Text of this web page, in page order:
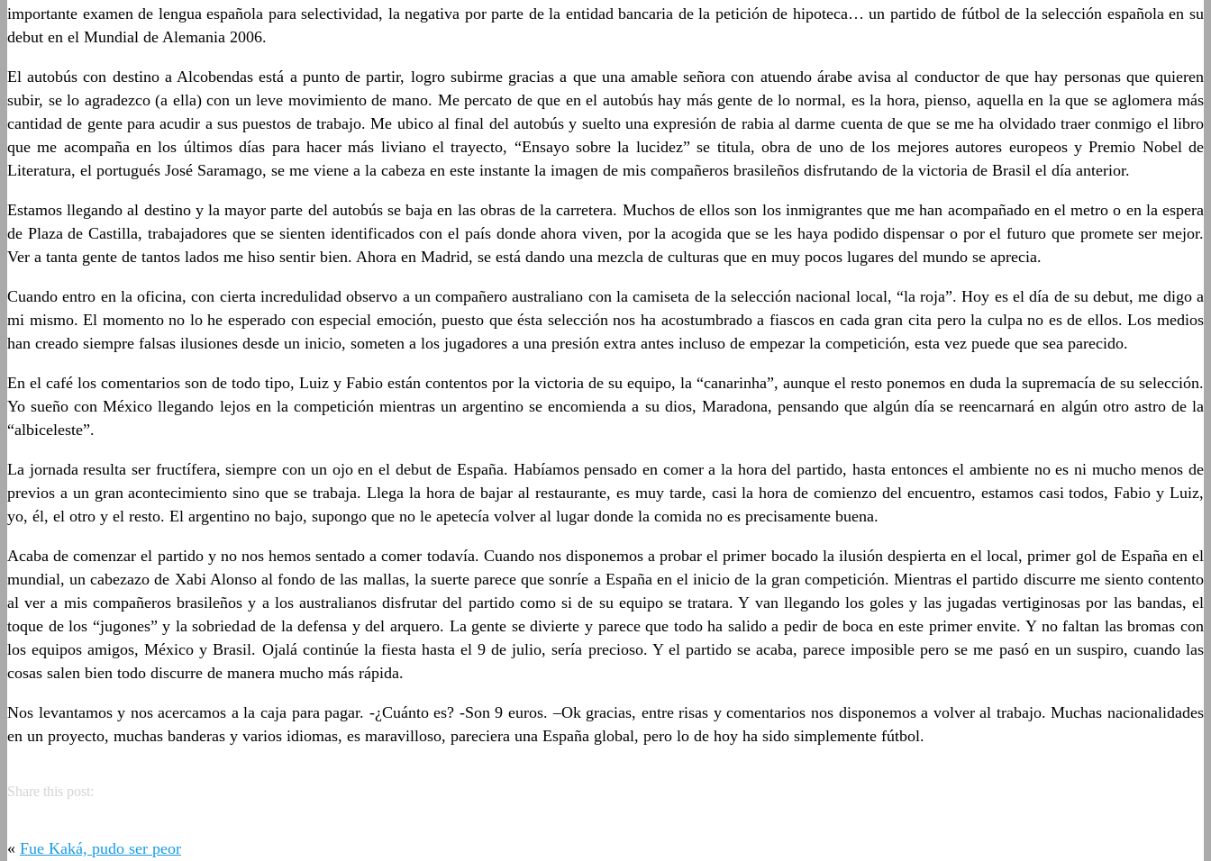
importante examen de lengua española para selectividad, la negativa por parte de la entidad bancaria de la petición de hipoteca… un partido de fútbol de la selección española en su
debut en el Mundial de Alemania 2006.
El autobús con destino a Alcobendas está a punto de partir, logro subirme gracias a que una amable señora con atuendo árabe avisa al conductor de que hay personas que quieren
subir, se lo agradezco (a ella) con un leve movimiento de mano. Me percato de que en el autobús hay más gente de lo normal, es la hora, pienso, aquella en la que se aglomera más
cantidad de gente para acudir a sus puestos de trabajo. Me ubico al final del autobús y suelto una expresión de rabia al darme cuenta de que se me ha olvidado traer conmigo el libro
que me acompaña en los últimos días para hacer más liviano el trayecto, “Ensayo sobre la lucidez” se titula, obra de uno de los mejores autores europeos y Premio Nobel de
Literatura, el portugués José Saramago, se me viene a la cabeza en este instante la imagen de mis compañeros brasileños disfrutando de la victoria de Brasil el día anterior.
Estamos llegando al destino y la mayor parte del autobús se baja en las obras de la carretera. Muchos de ellos son los inmigrantes que me han acompañado en el metro o en la espera
de Plaza de Castilla, trabajadores que se sienten identificados con el país donde ahora viven, por la acogida que se les haya podido dispensar o por el futuro que promete ser mejor.
Ver a tanta gente de tantos lados me hiso sentir bien. Ahora en Madrid, se está dando una mezcla de culturas que en muy pocos lugares del mundo se aprecia.
Cuando entro en la oficina, con cierta incredulidad observo a un compañero australiano con la camiseta de la selección nacional local, “la roja”. Hoy es el día de su debut, me digo a
mi mismo. El momento no lo he esperado con especial emoción, puesto que ésta selección nos ha acostumbrado a fiascos en cada gran cita pero la culpa no es de ellos. Los medios
han creado siempre falsas ilusiones desde un inicio, someten a los jugadores a una presión extra antes incluso de empezar la competición, esta vez puede que sea parecido.
En el café los comentarios son de todo tipo, Luiz y Fabio están contentos por la victoria de su equipo, la “canarinha”, aunque el resto ponemos en duda la supremacía de su selección.
Yo sueño con México llegando lejos en la competición mientras un argentino se encomienda a su dios, Maradona, pensando que algún día se reencarnará en algún otro astro de la
“albiceleste”.
La jornada resulta ser fructífera, siempre con un ojo en el debut de España. Habíamos pensado en comer a la hora del partido, hasta entonces el ambiente no es ni mucho menos de
previos a un gran acontecimiento sino que se trabaja. Llega la hora de bajar al restaurante, es muy tarde, casi la hora de comienzo del encuentro, estamos casi todos, Fabio y Luiz,
yo, él, el otro y el resto. El argentino no bajo, supongo que no le apetecía volver al lugar donde la comida no es precisamente buena.
Acaba de comenzar el partido y no nos hemos sentado a comer todavía. Cuando nos disponemos a probar el primer bocado la ilusión despierta en el local, primer gol de España en el
mundial, un cabezazo de Xabi Alonso al fondo de las mallas, la suerte parece que sonríe a España en el inicio de la gran competición. Mientras el partido discurre me siento contento
al ver a mis compañeros brasileños y a los australianos disfrutar del partido como si de su equipo se tratara. Y van llegando los goles y las jugadas vertiginosas por las bandas, el
toque de los “jugones” y la sobriedad de la defensa y del arquero. La gente se divierte y parece que todo ha salido a pedir de boca en este primer envite. Y no faltan las bromas con
los equipos amigos, México y Brasil. Ojalá continúe la fiesta hasta el 9 de julio, sería precioso. Y el partido se acaba, parece imposible pero se me pasó en un suspiro, cuando las
cosas salen bien todo discurre de manera mucho más rápida.
Nos levantamos y nos acercamos a la caja para pagar. -¿Cuánto es? -Son 9 euros. –Ok gracias, entre risas y comentarios nos disponemos a volver al trabajo. Muchas nacionalidades
en un proyecto, muchas banderas y varios idiomas, es maravilloso, pareciera una España global, pero lo de hoy ha sido simplemente fútbol.
Share this post:
« Fue Kaká, pudo ser peor